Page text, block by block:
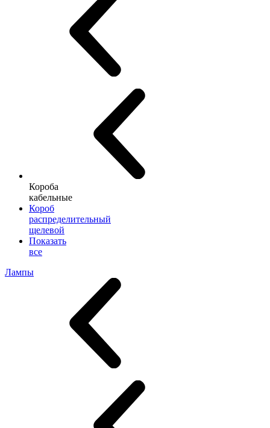
Короба
кабельные
Короб
распределительный
щелевой
Показать
все
Лампы